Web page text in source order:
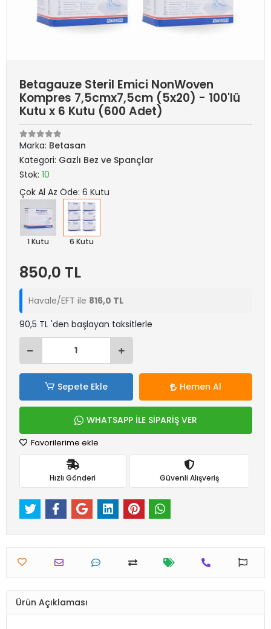
Betagauze Steril Emici NonWoven
Kompres 7,5cmx7,5cm (5x20) - 100'lü
Kutu x 6 Kutu (600 Adet)
Marka: Betasan
Kategori: Gazlı Bez ve Spançlar
Stok: 10
Çok Al Az Öde: 6 Kutu
1 Kutu 6 Kutu
850,0 TL
Havale/EFT ile 816,0 TL
90,5 TL 'den başlayan taksitlerle
Sepete Ekle Hemen Al
WHATSAPP İLE SİPARİŞ VER
Favorilerime ekle
Hızlı Gönderi Güvenli Alışveriş
Ürün Açıklaması